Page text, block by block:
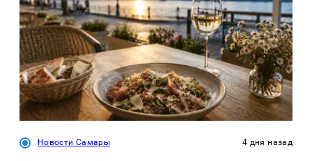
Новости Самары 4 дня назад